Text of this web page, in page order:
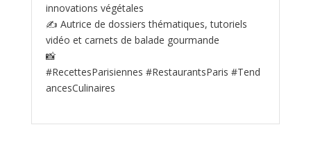
innovations végétales
✍️ Autrice de dossiers thématiques, tutoriels
vidéo et carnets de balade gourmande
📸
#RecettesParisiennes #RestaurantsParis #Tend
ancesCulinaires